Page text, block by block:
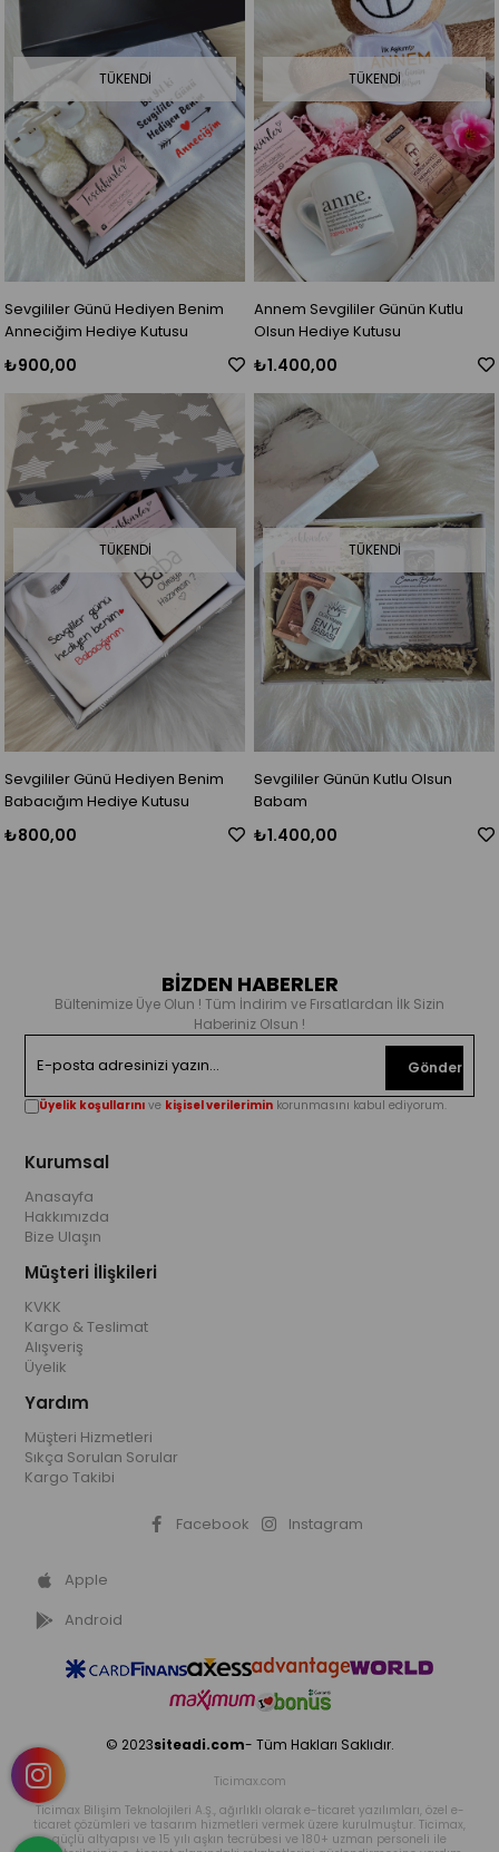
TÜKENDI
Sevgililer Günü Hediyen Benim
Anneciğim Hediye Kutusu
₺900,00
TÜKENDI
Annem Sevgililer Günün Kutlu
Olsun Hediye Kutusu
₺1.400,00
TÜKENDI
Sevgililer Günü Hediyen Benim
Babacığım Hediye Kutusu
₺800,00
TÜKENDI
Sevgililer Günün Kutlu Olsun
Babam
₺1.400,00
BİZDEN HABERLER
Bültenimize Üye Olun ! Tüm İndirim ve Fırsatlardan İlk Sizin
Haberiniz Olsun !
Gönder
Üyelik koşullarını ve kişisel verilerimin korunmasını kabul ediyorum.
Kurumsal
Anasayfa
Hakkımızda
Bize Ulaşın
Müşteri İlişkileri
KVKK
Kargo & Teslimat
Alışveriş
Üyelik
Yardım
Müşteri Hizmetleri
Sıkça Sorulan Sorular
Kargo Takibi
Facebook Instagram
Apple
Android
© 2023siteadi.com- Tüm Hakları Saklıdır.
Ticimax.com
Ticimax Bilişim Teknolojileri A.Ş., ağırlıklı olarak e-ticaret yazılımları, özel e-
ticaret çözümleri ve tasarım hizmetleri vermek üzere kurulmuştur. Ticimax,
güçlü altyapısı ve 15 yılı aşkın tecrübesi ve 180+ uzman personeli ile